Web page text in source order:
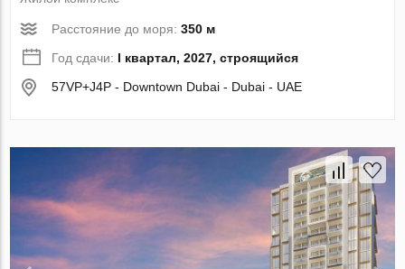
Расстояние до моря:350 м
Год сдачи: I квартал, 2027, строящийся
57VP+J4P - Downtown Dubai - Dubai - UAE